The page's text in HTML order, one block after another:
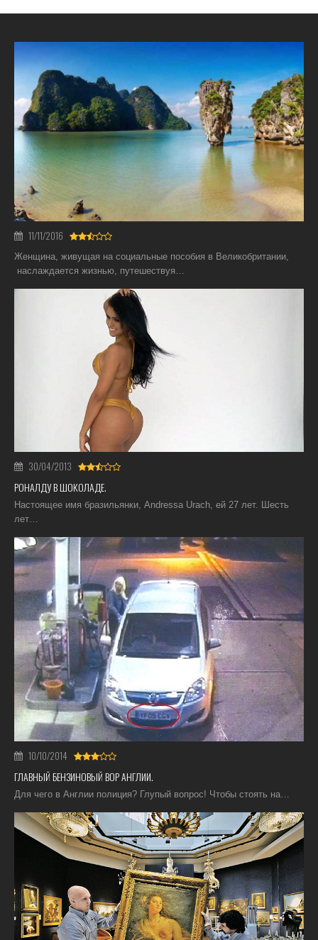
11/11/2016
Женщина, живущая на социальные пособия в Великобритании,
наслаждается жизнью, путешествуя…
30/04/2013
РОНАЛДУ В ШОКОЛАДЕ.
Настоящее имя бразильянки, Andressa Urach, ей 27 лет. Шесть
лет…
10/10/2014
ГЛАВНЫЙ БЕНЗИНОВЫЙ ВОР АНГЛИИ.
Для чего в Англии полиция? Глупый вопрос! Чтобы стоять на…